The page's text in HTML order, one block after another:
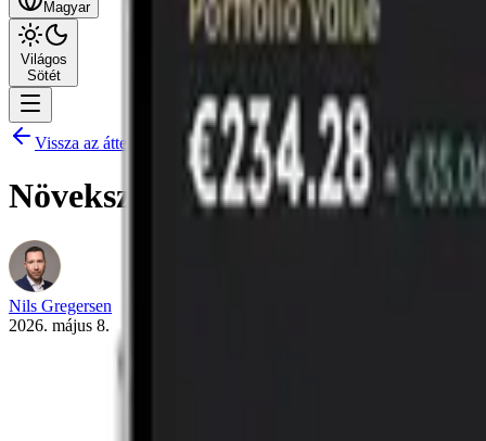
Magyar
Világos
Sötét
Vissza az áttekintéshez
Növekszik a német
Nils Gregersen
2026. május 8.